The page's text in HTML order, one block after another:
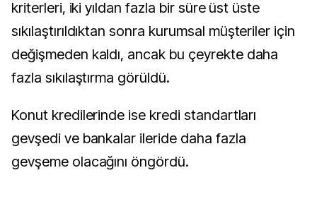
kriterleri, iki yıldan fazla bir süre üst üste
sıkılaştırıldıktan sonra kurumsal müşteriler için
değişmeden kaldı, ancak bu çeyrekte daha
fazla sıkılaştırma görüldü.
Konut kredilerinde ise kredi standartları
gevşedi ve bankalar ileride daha fazla
gevşeme olacağını öngördü.